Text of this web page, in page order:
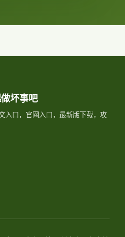
坏事吧
入口，官网入口，最新版下载，攻